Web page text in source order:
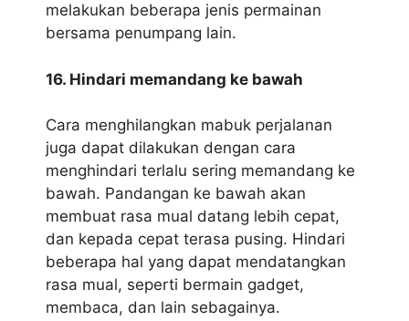
melakukan beberapa jenis permainan
bersama penumpang lain.
16. Hindari memandang ke bawah
Cara menghilangkan mabuk perjalanan
juga dapat dilakukan dengan cara
menghindari terlalu sering memandang ke
bawah. Pandangan ke bawah akan
membuat rasa mual datang lebih cepat,
dan kepada cepat terasa pusing. Hindari
beberapa hal yang dapat mendatangkan
rasa mual, seperti bermain gadget,
membaca, dan lain sebagainya.